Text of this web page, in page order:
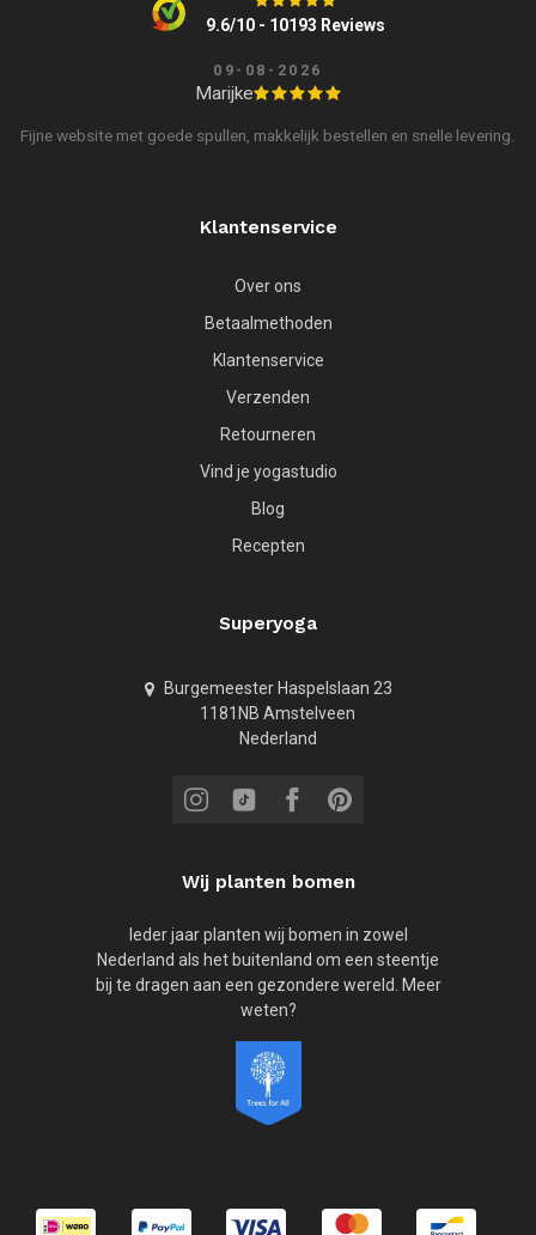
9.6/10 - 10193 Reviews
09-08-2026
Marijke
Fijne website met goede spullen, makkelijk bestellen en snelle levering.
Klantenservice
Over ons
Betaalmethoden
Klantenservice
Verzenden
Retourneren
Vind je yogastudio
Blog
Recepten
Superyoga
Burgemeester Haspelslaan 23
1181NB Amstelveen
Nederland
Wij planten bomen
Ieder jaar planten wij bomen in zowel
Nederland als het buitenland om een steentje
bij te dragen aan een gezondere wereld. Meer
weten?